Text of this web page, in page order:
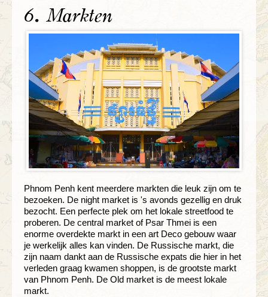
6. Markten
Phnom Penh kent meerdere markten die leuk zijn om te
bezoeken. De night market is 's avonds gezellig en druk
bezocht. Een perfecte plek om het lokale streetfood te
proberen. De central market of Psar Thmei is een
enorme overdekte markt in een art Deco gebouw waar
je werkelijk alles kan vinden. De Russische markt, die
zijn naam dankt aan de Russische expats die hier in het
verleden graag kwamen shoppen, is de grootste markt
van Phnom Penh. De Old market is de meest lokale
markt.